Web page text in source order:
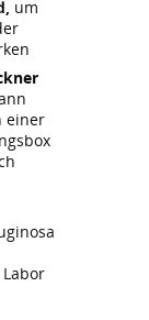
um
einer